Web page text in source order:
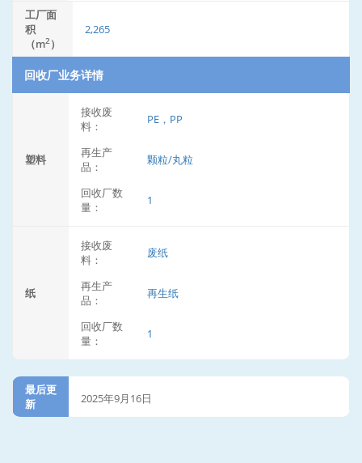
工厂面
积
（m2）
2,265
回收厂业务详情
塑料
接收废
料：
PE，PP
再生产
品：
颗粒/丸粒
回收厂数
量：
1
纸
接收废
料：
废纸
再生产
品：
再生纸
回收厂数
量：
1
最后更
新
2025年9月16日